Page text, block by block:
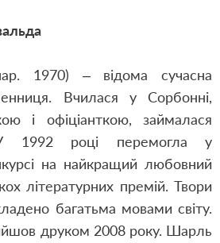
1970) – відома сучасна
Вчилася у Сорбонні,
і офіціанткою, займалася
У 1992 році перемогла у
на найкращий любовний
літературних премій. Твори
багатьма мовами світу.
друком 2008 року. Шарль